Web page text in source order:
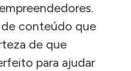
conteúdo que
de que
para ajudar